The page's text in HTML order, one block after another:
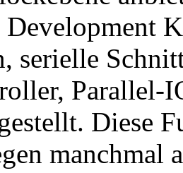
Development
serielle
Parallel-
Diese
manchmal